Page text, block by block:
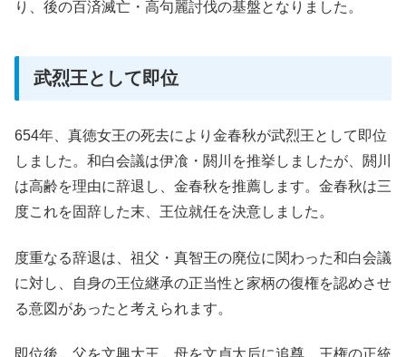
り、後の百済滅亡・高句麗討伐の基盤となりました。
武烈王として即位
654年、真徳女王の死去により金春秋が武烈王として即位
しました。和白会議は伊飡・閼川を推挙しましたが、閼川
は高齢を理由に辞退し、金春秋を推薦します。金春秋は三
度これを固辞した末、王位就任を決意しました。
度重なる辞退は、祖父・真智王の廃位に関わった和白会議
に対し、自身の王位継承の正当性と家柄の復権を認めさせ
る意図があったと考えられます。